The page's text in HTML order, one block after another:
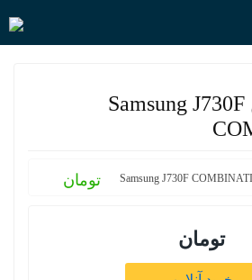
رام کامبیشن Samsung J730F
تومان
تومان